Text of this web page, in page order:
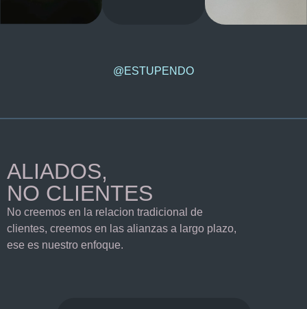
@ESTUPENDO
ALIADOS,
NO CLIENTES
No creemos en la relacion tradicional de
clientes, creemos en las alianzas a largo plazo,
ese es nuestro enfoque.